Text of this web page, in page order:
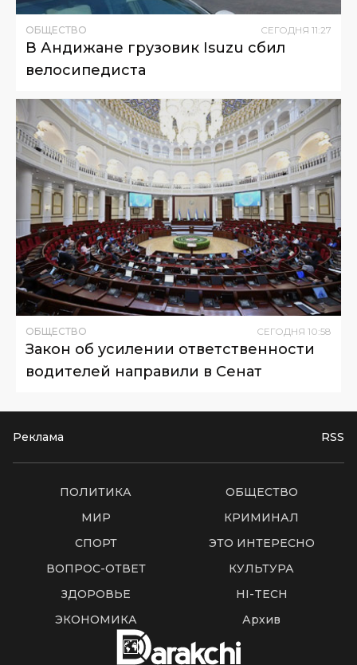
ОБЩЕСТВО СЕГОДНЯ 11:27
В Андижане грузовик Isuzu сбил
велосипедиста
ОБЩЕСТВО СЕГОДНЯ 10:58
Закон об усилении ответственности
водителей направили в Сенат
Реклама RSS
ПОЛИТИКА
ОБЩЕСТВО
МИР
КРИМИНАЛ
СПОРТ
ЭТО ИНТЕРЕСНО
ВОПРОС-ОТВЕТ
КУЛЬТУРА
ЗДОРОВЬЕ
HI-TECH
ЭКОНОМИКА
Архив